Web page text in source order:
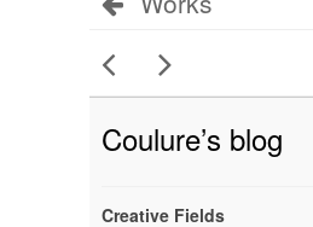
Coulure’s blog
Creative Fields